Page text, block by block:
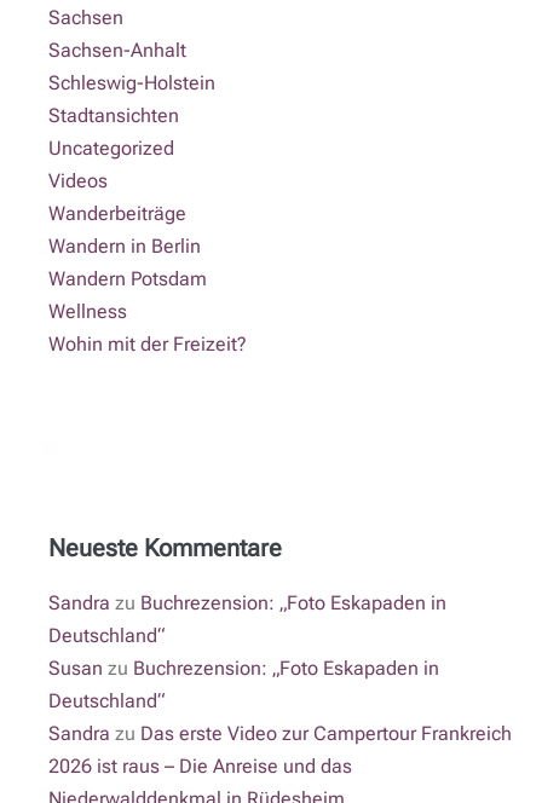
Sachsen
Sachsen-Anhalt
Schleswig-Holstein
Stadtansichten
Uncategorized
Videos
Wanderbeiträge
Wandern in Berlin
Wandern Potsdam
Wellness
Wohin mit der Freizeit?
Neueste Kommentare
Sandra zu Buchrezension: „Foto Eskapaden in
Deutschland“
Susan zu Buchrezension: „Foto Eskapaden in
Deutschland“
Sandra zu Das erste Video zur Campertour Frankreich
2026 ist raus – Die Anreise und das
Niederwalddenkmal in Rüdesheim